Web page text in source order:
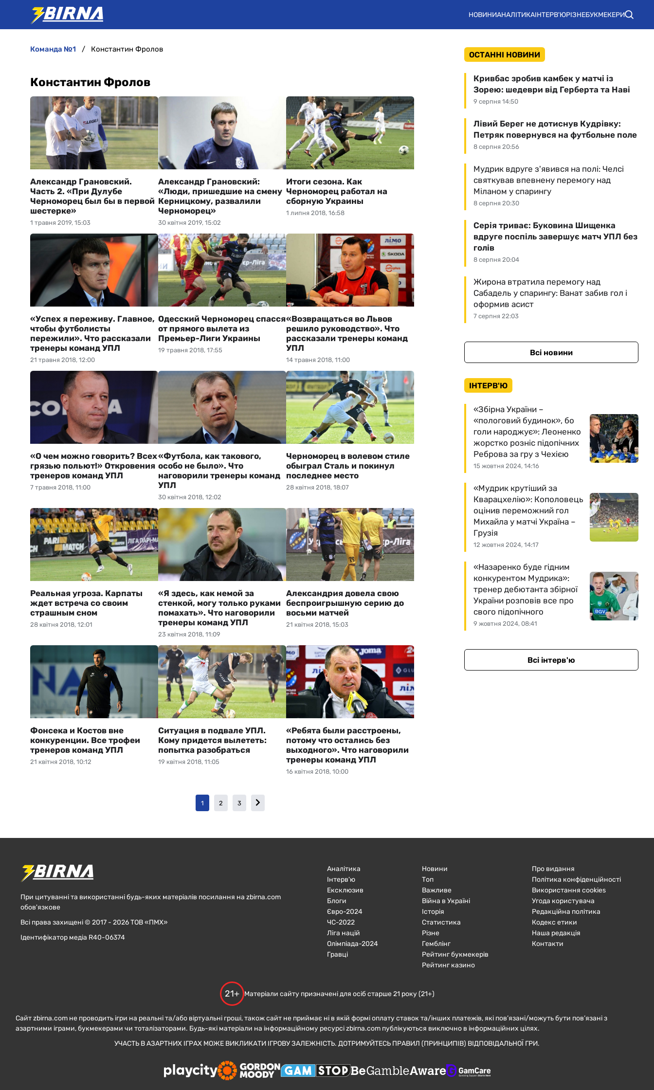
НОВИНИАНАЛІТИКАІНТЕРВ'ЮРІЗНЕБУКМЕКЕРИ
команда №1 Константин Фролов
Константин Фролов
1 травня 2019, 15:03
Александр Грановский.
Часть 2. «При Дулубе
Черноморец был бы в первой
шестерке»
30 квітня 2019, 15:02
Александр Грановский:
«Люди, пришедшие на смену
Керницкому, развалили
Черноморец»
1 липня 2018, 16:58
Итоги сезона. Как
Черноморец работал на
сборную Украины
21 травня 2018, 12:00
«Успех я переживу. Главное,
чтобы футболисты
пережили». Что рассказали
тренеры команд УПЛ
19 травня 2018, 17:55
Одесский Черноморец спасся
от прямого вылета из
Премьер-Лиги Украины
14 травня 2018, 11:00
«Возвращаться во Львов
решило руководство». Что
рассказали тренеры команд
УПЛ
7 травня 2018, 11:00
«О чем можно говорить? Всех
грязью польют!» Откровения
тренеров команд УПЛ
30 квітня 2018, 12:02
«Футбола, как такового,
особо не было». Что
наговорили тренеры команд
УПЛ
28 квітня 2018, 18:07
Черноморец в волевом стиле
обыграл Сталь и покинул
последнее место
28 квітня 2018, 12:01
Реальная угроза. Карпаты
ждет встреча со своим
страшным сном
23 квітня 2018, 11:09
«Я здесь, как немой за
стенкой, могу только руками
помахать». Что наговорили
тренеры команд УПЛ
21 квітня 2018, 15:03
Александрия довела свою
беспроигрышную серию до
восьми матчей
21 квітня 2018, 10:12
Фонсека и Костов вне
конкуренции. Все трофеи
тренеров команд УПЛ
19 квітня 2018, 11:05
Ситуация в подвале УПЛ.
Кому придется вылететь:
попытка разобраться
16 квітня 2018, 10:00
«Ребята были расстроены,
потому что остались без
выходного». Что наговорили
тренеры команд УПЛ
1 2 3
ОСТАННІ НОВИНИ
9 серпня 14:50
Кривбас зробив камбек у матчі із
Зорею: шедеври від Герберта та Наві
8 серпня 20:56
Лівий Берег не дотиснув Кудрівку:
Петряк повернувся на футбольне поле
8 серпня 20:30
Мудрик вдруге з'явився на полі: Челсі
святкував впевнену перемогу над
Міланом у спарингу
8 серпня 20:04
Серія триває: Буковина Шищенка
вдруге поспіль завершує матч УПЛ без
голів
7 серпня 22:03
Жирона втратила перемогу над
Сабадель у спарингу: Ванат забив гол і
оформив асист
Всі новини
ІНТЕРВ'Ю
15 жовтня 2024, 14:16
«Збірна України –
«пологовий будинок», бо
голи народжує»: Леоненко
жорстко розніс підопічних
Реброва за гру з Чехією
12 жовтня 2024, 14:17
«Мудрик крутіший за
Кварацхелію»: Кополовець
оцінив переможний гол
Михайла у матчі Україна –
Грузія
9 жовтня 2024, 08:41
«Назаренко буде гідним
конкурентом Мудрика»:
тренер дебютанта збірної
України розповів все про
свого підопічного
Всі інтерв'ю
При цитуванні та використанні будь-яких матеріалів посилання на zbirna.com
обов'язкове
Всі права захищені © 2017 - 2026 ТОВ «ПМХ»
Ідентифікатор медіа R40-06374
Аналітика
Інтерв'ю
Ексклюзив
Блоги
Євро-2024
ЧC-2022
Ліга націй
Олімпіада-2024
Гравці
Новини
Топ
Важливе
Війна в Україні
Історія
Статистика
Різне
Гемблінг
Рейтинг букмекерів
Рейтинг казино
Про видання
Політика конфіденційності
Використання cookies
Угода користувача
Редакційна політика
Кодекс етики
Наша редакція
Контакти
21+ Матеріали сайту призначені для осіб старше 21 року (21+)
Сайт zbirna.com не проводить ігри на реальні та/або віртуальні гроші, також сайт не приймає ні в якій формі оплату ставок та/інших платежів, які пов’язані/можуть бути пов’язані з
азартними іграми, букмекерами чи тоталізаторами. Будь-які матеріали на інформаційному ресурсі zbirna.com публікуються виключно в інформаційних цілях.
УЧАСТЬ В АЗАРТНИХ ІГРАХ МОЖЕ ВИКЛИКАТИ ІГРОВУ ЗАЛЕЖНІСТЬ. ДОТРИМУЙТЕСЬ ПРАВИЛ (ПРИНЦИПІВ) ВІДПОВІДАЛЬНОЇ ГРИ.